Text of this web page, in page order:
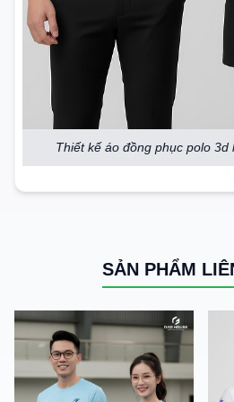
Thiết kế áo đồng phục polo 3d
SẢN PHẨM